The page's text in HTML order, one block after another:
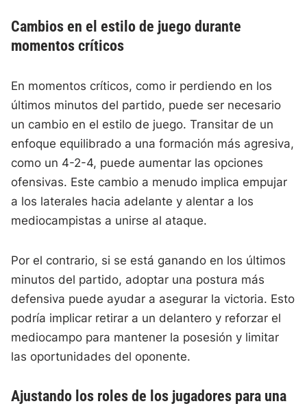
Cambios en el estilo de juego durante
momentos críticos
En momentos críticos, como ir perdiendo en los
últimos minutos del partido, puede ser necesario
un cambio en el estilo de juego. Transitar de un
enfoque equilibrado a una formación más agresiva,
como un 4-2-4, puede aumentar las opciones
ofensivas. Este cambio a menudo implica empujar
a los laterales hacia adelante y alentar a los
mediocampistas a unirse al ataque.
Por el contrario, si se está ganando en los últimos
minutos del partido, adoptar una postura más
defensiva puede ayudar a asegurar la victoria. Esto
podría implicar retirar a un delantero y reforzar el
mediocampo para mantener la posesión y limitar
las oportunidades del oponente.
Ajustando los roles de los jugadores para una